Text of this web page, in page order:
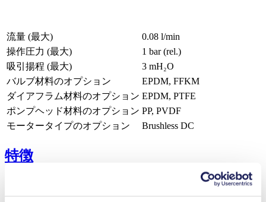
流量 (最大)
0.08 l/min
操作圧力 (最大)
1 bar (rel.)
吸引揚程 (最大)
3 mH₂O
バルブ材料のオプション
EPDM, FFKM
ダイアフラム材料のオプション EPDM, PTFE
ポンプヘッド材料のオプション PP, PVDF
モータータイプのオプション
Brushless DC
特徴